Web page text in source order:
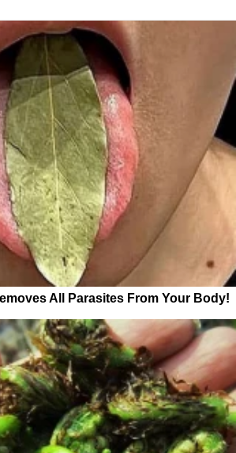
All Parasites From Your Body!